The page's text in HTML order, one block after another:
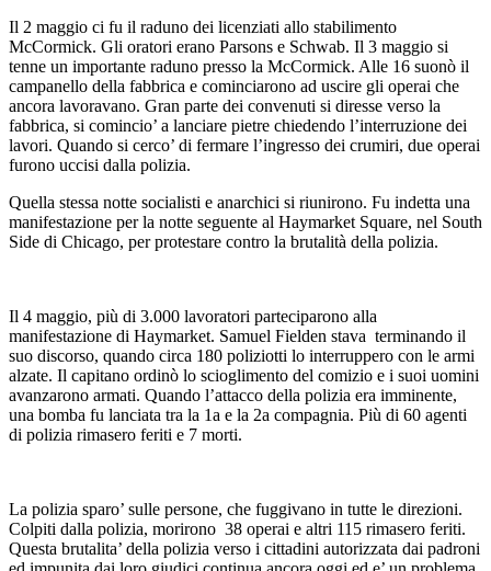
Il 2 maggio ci fu il raduno dei licenziati allo stabilimento
McCormick. Gli oratori erano Parsons e Schwab. Il 3 maggio si
tenne un importante raduno presso la McCormick. Alle 16 suonò il
campanello della fabbrica e cominciarono ad uscire gli operai che
ancora lavoravano. Gran parte dei convenuti si diresse verso la
fabbrica, si comincio’ a lanciare pietre chiedendo l’interruzione dei
lavori. Quando si cerco’ di fermare l’ingresso dei crumiri, due operai
furono uccisi dalla polizia.
Quella stessa notte socialisti e anarchici si riunirono. Fu indetta una
manifestazione per la notte seguente al Haymarket Square, nel South
Side di Chicago, per protestare contro la brutalità della polizia.
Il 4 maggio, più di 3.000 lavoratori parteciparono alla
manifestazione di Haymarket. Samuel Fielden stava terminando il
suo discorso, quando circa 180 poliziotti lo interruppero con le armi
alzate. Il capitano ordinò lo scioglimento del comizio e i suoi uomini
avanzarono armati. Quando l’attacco della polizia era imminente,
una bomba fu lanciata tra la 1a e la 2a compagnia. Più di 60 agenti
di polizia rimasero feriti e 7 morti.
La polizia sparo’ sulle persone, che fuggivano in tutte le direzioni.
Colpiti dalla polizia, morirono 38 operai e altri 115 rimasero feriti.
Questa brutalita’ della polizia verso i cittadini autorizzata dai padroni